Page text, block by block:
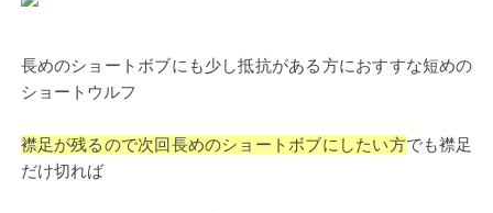
長めのショートボブにも少し抵抗がある方におすすな短めの
ショートウルフ
襟足が残るので次回長めのショートボブにしたい方でも襟足
だけ切れば